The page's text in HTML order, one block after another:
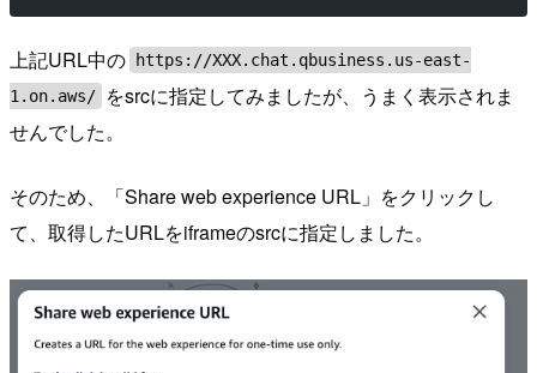
上記URL中の
https://XXX.chat.qbusiness.us-east-
1.on.aws/
をsrcに指定してみましたが、うまく表示されま
せんでした。
そのため、「Share web experience URL」をクリックし
て、取得したURLをiframeのsrcに指定しました。